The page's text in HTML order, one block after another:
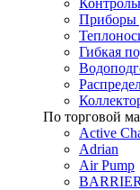
Приборы
Гибкая
По торговой
Active
Adrian
Air Pump
BARRIER